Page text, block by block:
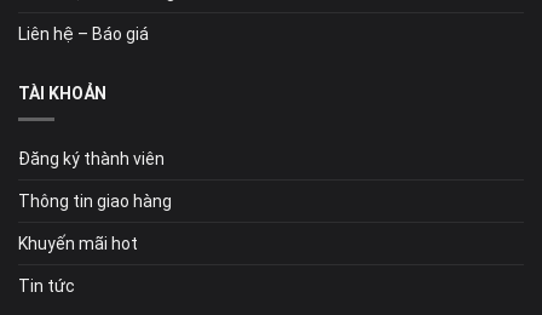
Liên hệ – Báo giá
TÀI KHOẢN
Đăng ký thành viên
Thông tin giao hàng
Khuyến mãi hot
Tin tức